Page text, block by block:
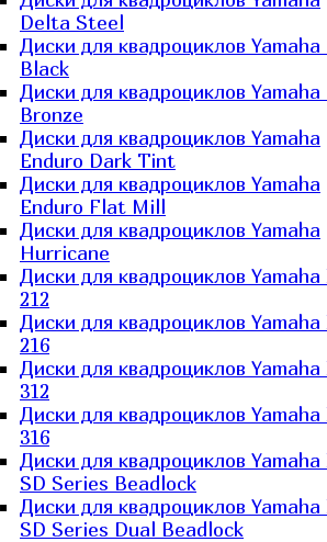
Delta Steel
Диски для квадроциклов
Black
Диски для квадроциклов
Bronze
Диски для квадроциклов Yamaha
Enduro Dark Tint
Диски для квадроциклов Yamaha
Enduro Flat Mill
Диски для квадроциклов Yamaha
Hurricane
Диски для квадроциклов
212
Диски для квадроциклов
216
Диски для квадроциклов
312
Диски для квадроциклов
316
Диски для квадроциклов
SD Series Beadlock
Диски для квадроциклов
SD Series Dual Beadlock